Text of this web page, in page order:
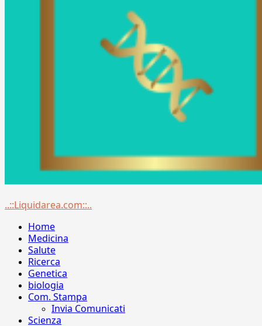
Menu
..::Liquidarea.com::..
Home
Medicina
Salute
Ricerca
Genetica
biologia
Com. Stampa
Invia Comunicati
Scienza